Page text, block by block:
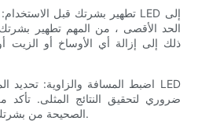
الحد الأقصى ، من المهم تطهير
ذلك إلى إزالة أي الأوساخ أو الزيت
ضروري لتحقيق النتائج المثلى.
الصحيحة من بشرتك وبزاوية مناسبة حتى للتغطية.